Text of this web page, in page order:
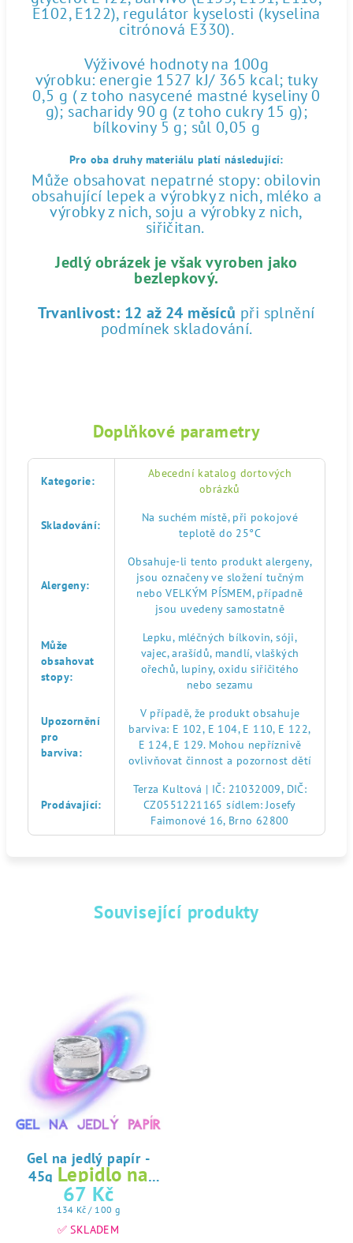
E102, E122), regulátor kyselosti (kyselina
citrónová E330).
Výživové hodnoty na 100g
výrobku: energie 1527 kJ/ 365 kcal; tuky
0,5 g ( z toho nasycené mastné kyseliny 0
g); sacharidy 90 g (z toho cukry 15 g);
bílkoviny 5 g; sůl 0,05 g
Pro oba druhy materiálu platí následující:
Může obsahovat nepatrné stopy: obilovin
obsahující lepek a výrobky z nich, mléko a
výrobky z nich, soju a výrobky z nich,
siřičitan.
Jedlý obrázek je však vyroben jako
bezlepkový.
Trvanlivost: 12 až 24 měsíců při splnění
podmínek skladování.
Doplňkové parametry
Kategorie:
Abecední katalog dortových
obrázků
Skladování:
Na suchém místě, při pokojové
teplotě do 25°C
Alergeny:
Obsahuje-li tento produkt alergeny,
jsou označeny ve složení tučným
nebo VELKÝM PÍSMEM, případně
jsou uvedeny samostatně
Může
obsahovat
stopy:
Lepku, mléčných bílkovin, sóji,
vajec, arašídů, mandlí, vlaškých
ořechů, lupiny, oxidu siřičitého
nebo sezamu
Upozornění
pro
barviva:
V případě, že produkt obsahuje
barviva: E 102, E 104, E 110, E 122,
E 124, E 129. Mohou nepříznivě
ovlivňovat činnost a pozornost dětí
Prodávající:
Terza Kultová | IČ: 21032009, DIČ:
CZ0551221165 sídlem: Josefy
Faimonové 16, Brno 62800
Související produkty
Gel na jedlý papír -
45g Lepidlo na
jedlý papír
67 Kč
Měrná
cena:
134 Kč / 100 g
✅ SKLADEM